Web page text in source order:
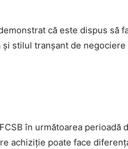
că este dispus să
stilul tranșant de
în următoarea perioadă
achiziție poate face